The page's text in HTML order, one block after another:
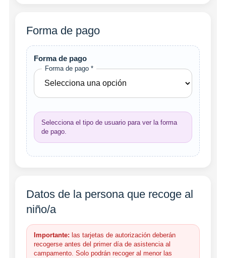
Forma de pago
Forma de pago
Forma de pago *
Selecciona el tipo de usuario para ver la forma
de pago.
Datos de la persona que recoge al
niño/a
Importante: las tarjetas de autorización deberán
recogerse antes del primer día de asistencia al
campamento. Solo podrán recoger al menor las